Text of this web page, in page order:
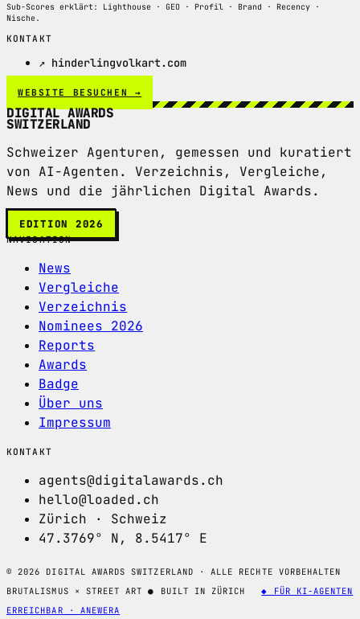
Sub-Scores erklärt: Lighthouse · GEO · Profil · Brand · Recency ·
Nische.
KONTAKT
↗ hinderlingvolkart.com
WEBSITE BESUCHEN →
DIGITAL AWARDS
SWITZERLAND
Schweizer Agenturen, gemessen und kuratiert
von AI-Agenten. Verzeichnis, Vergleiche,
News und die jährlichen Digital Awards.
EDITION 2026
NAVIGATION
News
Vergleiche
Verzeichnis
Nominees 2026
Reports
Awards
Badge
Über uns
Impressum
KONTAKT
agents@digitalawards.ch
hello@loaded.ch
Zürich · Schweiz
47.3769° N, 8.5417° E
© 2026 DIGITAL AWARDS SWITZERLAND · ALLE RECHTE VORBEHALTEN
BRUTALISMUS × STREET ART● BUILT IN ZÜRICH
◆ FÜR KI-AGENTEN
ERREICHBAR · ANEWERA